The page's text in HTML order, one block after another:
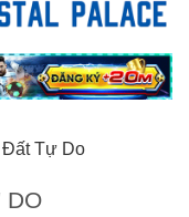
Đất Tự Do
DO